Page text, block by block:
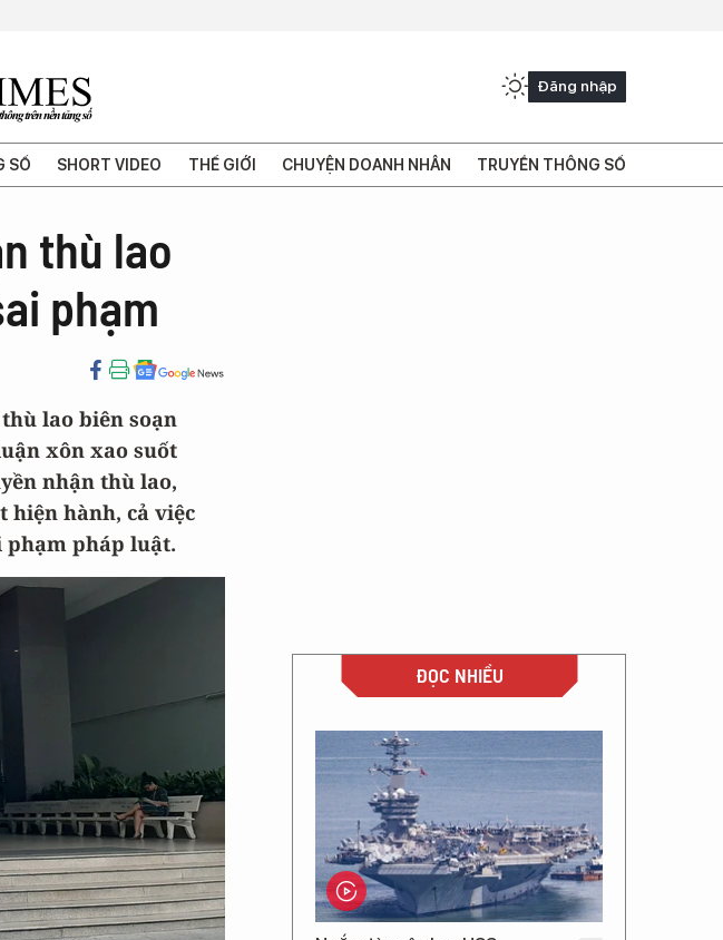
Đăng nhập
SỐ SHORT VIDEO THẾ GIỚI CHUYỆN DOANH NHÂN TRUYỀN THÔNG SỐ
thù lao
phạm
lao biên soạn
xôn xao suốt
nhận thù lao,
hiện hành, cả việc
phạm pháp luật.
ĐỌC NHIỀU